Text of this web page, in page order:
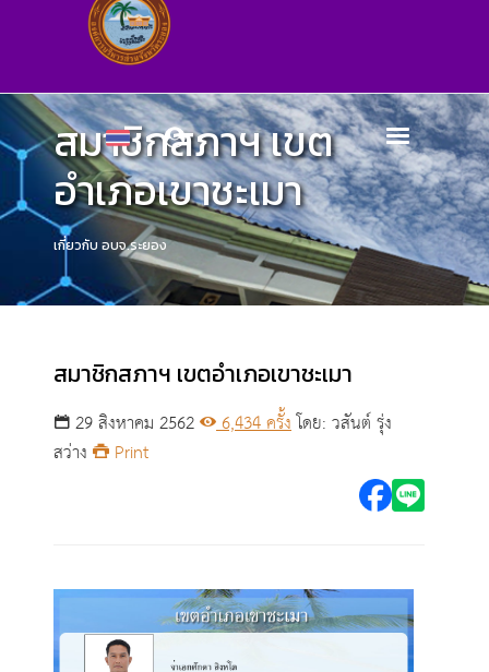
สมาชิกสภาฯ เขต
อำเภอเขาชะเมา
เกี่ยวกับ อบจ.ระยอง
สมาชิกสภาฯ เขตอำเภอเขาชะเมา
29 สิงหาคม 2562 6,434 ครั้งโดย: วสันต์ รุ่ง
สว่าง
Print